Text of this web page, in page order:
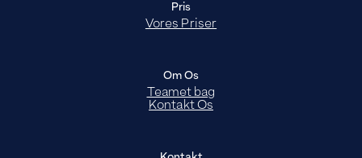
Pris
Vores Priser
Om Os
Teamet bag
Kontakt Os